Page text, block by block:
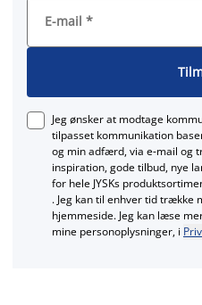
E-mail *
Jeg ønsker at modtage
tilpasset kommunikation
og min adfærd, via e‑mail og
inspiration, gode tilbud, nye
for hele JYSKs
. Jeg kan til enhver tid trække
hjemmeside. Jeg kan læse
mine personoplysninger, i